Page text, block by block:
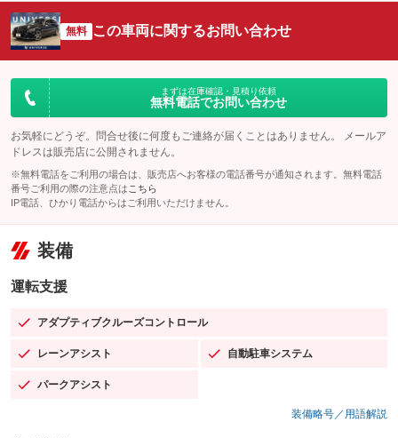
無料 この車両に関するお問い合わせ
まずは在庫確認・見積り依頼
無料電話でお問い合わせ
お気軽にどうぞ。問合せ後に何度もご連絡が届くことはありません。 メールア
ドレスは販売店に公開されません。
※無料電話をご利用の場合は、販売店へお客様の電話番号が通知されます。無料電話
番号ご利用の際の注意点は こちら
IP電話、ひかり電話からはご利用いただけません。
装備
運転支援
アダプティブクルーズコントロール
：装備あり
レーンアシスト
：装備あり 自動駐車システム
：装備あり
パークアシスト
：装備あり
装備略号／用語解説